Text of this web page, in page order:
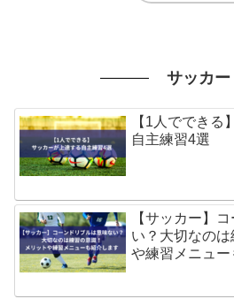
サッカー
【1人でできる
自主練習4選
【サッカー】
い？大切なの
や練習メニュ